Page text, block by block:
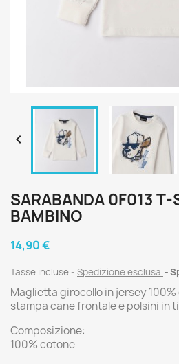

SARABANDA 0F013 T-
BAMBINO
14,90 €
Tasse incluse Spedizione esclusa
Maglietta girocollo in jersey
stampa cane frontale e polsini in
Composizione:
100% cotone